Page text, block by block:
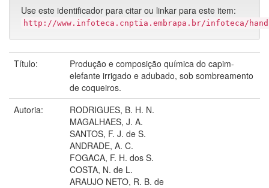
Use este identificador para citar ou linkar para este item:
http://www.infoteca.cnptia.embrapa.br/infoteca/
Título:
Produção e composição química do capim-
elefante irrigado e adubado, sob sombreamento
de coqueiros.
Autoria:
RODRIGUES, B. H. N.
MAGALHAES, J. A.
SANTOS, F. J. de S.
ANDRADE, A. C.
FOGACA, F. H. dos S.
COSTA, N. de L.
ARAUJO NETO, R. B. de